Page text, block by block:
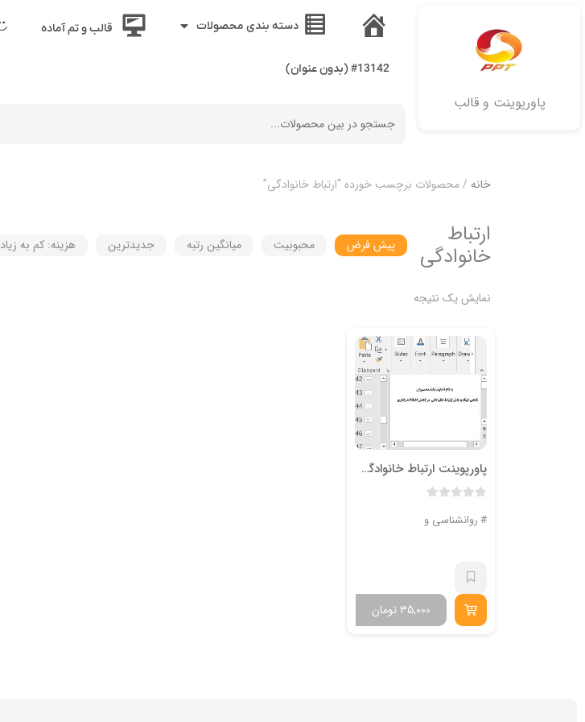
پاورپوینت و قالب
خانه
دسته بندی محصولات قالب و تم آماده
#13142 (بدون عنوان)
خانه / محصولات برچسب خورده “ارتباط خانوادگی”
ارتباط
خانوادگی پیش فرض محبوبیت میانگین رتبه جدیدترین هزینه: کم به زیاد
نمایش یک نتیجه
پاورپوینت ارتباط خانوادگي در كاهش اختلالات رفتاري
روانشناسی و علوم تربیتی
تومان35,000